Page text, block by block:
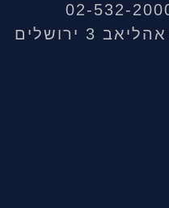
3 ירושלים